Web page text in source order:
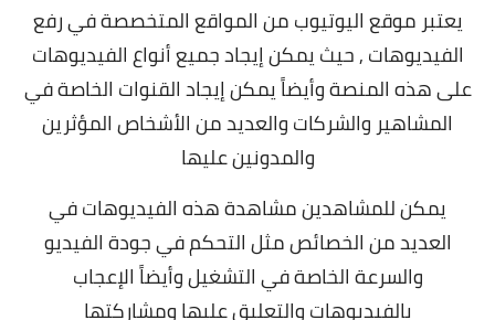
يعتبر موقع اليوتيوب من المواقع المتخصصة في رفع
الفيديوهات , حيث يمكن إيجاد جميع أنواع الفيديوهات
على هذه المنصة وأيضاً يمكن إيجاد القنوات الخاصة في
المشاهير والشركات والعديد من الأشخاص المؤثرين
والمدونين عليها
يمكن للمشاهدين مشاهدة هذه الفيديوهات في
العديد من الخصائص مثل التحكم في جودة الفيديو
والسرعة الخاصة في التشغيل وأيضاً الإعجاب
بالفيديوهات والتعليق عليها ومشاركتها